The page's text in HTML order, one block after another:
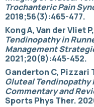
Trochanteric Pain
2018;56(3):465-477.
Kong A, Van der Vliet
Tendinopathy in
Management
2021;20(8):445-452.
Ganderton C, Pizzari
Gluteal
Commentary and
Sports Phys Ther.